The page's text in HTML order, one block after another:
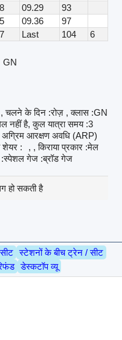
09.29
93
09.36
97
Last 104
6
GN
चलने के दिन :रोज़ , क्लास :GN
नहीं है, कुल यात्रा समय :3
आरक्षण अवधि (ARP)
शेयर :
, , किराया प्रकार :मेल
:स्पेशल गेज :ब्रॉड गेज
हो सकती है
स्टेशनों के बीच ट्रेन / सीट
डेस्कटॉप व्यू